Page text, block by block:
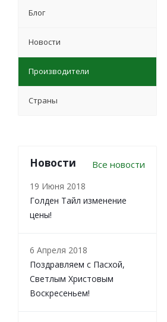
Блог
Новости
Производители
Страны
Новости Все новости
19 Июня 2018
Голден Тайл изменение
цены!
6 Апреля 2018
Поздравляем с Пасхой,
Светлым Христовым
Воскресеньем!